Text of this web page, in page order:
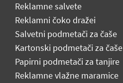
Reklamne salvete
Reklamni čoko dražei
Salvetni podmetači za čaše
Kartonski podmetači za čaše
Papirni podmetači za tanjire
Reklamne vlažne maramice